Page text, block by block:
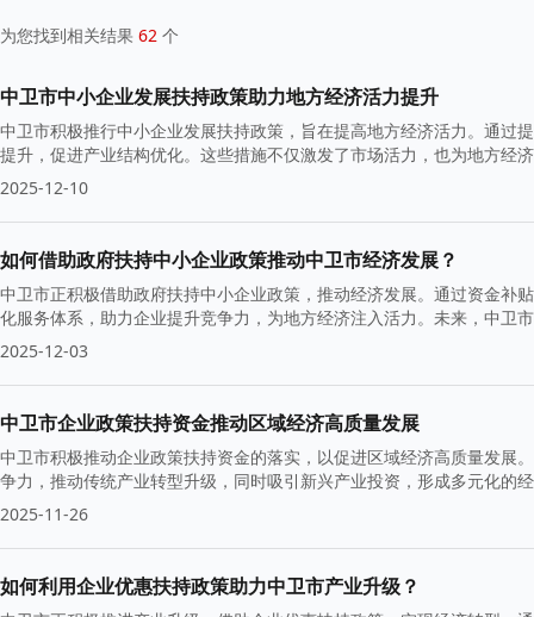
为您找到相关结果 62 个
中卫市中小企业发展扶持政策助力地方经济活力提升
中卫市积极推行中小企业发展扶持政策，旨在提高地方经济活力。通过
提升，促进产业结构优化。这些措施不仅激发了市场活力，也为地方经
2025-12-10
如何借助政府扶持中小企业政策推动中卫市经济发展？
中卫市正积极借助政府扶持中小企业政策，推动经济发展。通过资金补
化服务体系，助力企业提升竞争力，为地方经济注入活力。未来，中卫
2025-12-03
中卫市企业政策扶持资金推动区域经济高质量发展
中卫市积极推动企业政策扶持资金的落实，以促进区域经济高质量发展
争力，推动传统产业转型升级，同时吸引新兴产业投资，形成多元化的
标。
2025-11-26
如何利用企业优惠扶持政策助力中卫市产业升级？